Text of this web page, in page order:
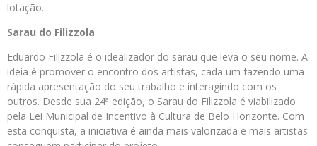
lotação.
Sarau do Filizzola
Eduardo Filizzola é o idealizador do sarau que leva o seu nome. A
ideia é promover o encontro dos artistas, cada um fazendo uma
rápida apresentação do seu trabalho e interagindo com os
outros. Desde sua 24ª edição, o Sarau do Filizzola é viabilizado
pela Lei Municipal de Incentivo à Cultura de Belo Horizonte. Com
esta conquista, a iniciativa é ainda mais valorizada e mais artistas